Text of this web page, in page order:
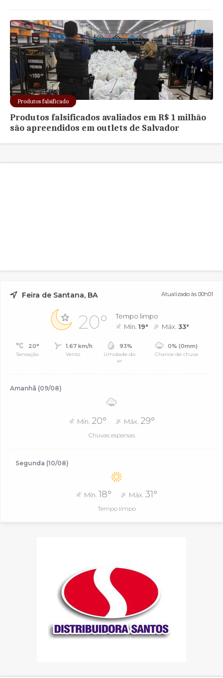
Produtos falsificado
Produtos falsificados avaliados em R$ 1 milhão
são apreendidos em outlets de Salvador
Feira de Santana, BA Atualizado às 00h01
20°
Tempo limpo
Mín.19° Máx.33°
20°
Sensação
1.67 km/h
Vento
93%
Umidade do
ar
0% (0mm)
Chance de chuva
Amanhã (09/08)
Mín. 20° Máx. 29°
Chuvas esparsas
Segunda (10/08)
Mín. 18° Máx.31°
Tempo limpo